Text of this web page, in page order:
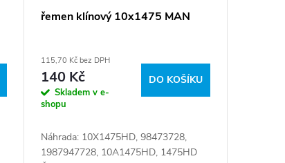
řemen klínový 10x1475 MAN
115,70 Kč bez DPH
140 Kč
Skladem v e-
shopu
DO KOŠÍKU
Náhrada: 10X1475HD, 98473728,
1987947728, 10A1475HD, 1475HD